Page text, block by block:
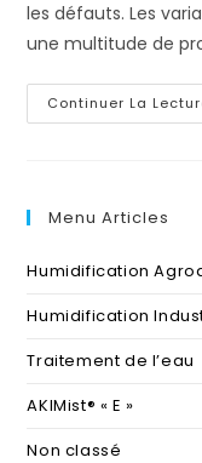
les défauts. Les
une multitude de
Continuer La
Menu Articles
Humidification
Humidification
Traitement de l’eau
AKIMist® « E »
Non classé